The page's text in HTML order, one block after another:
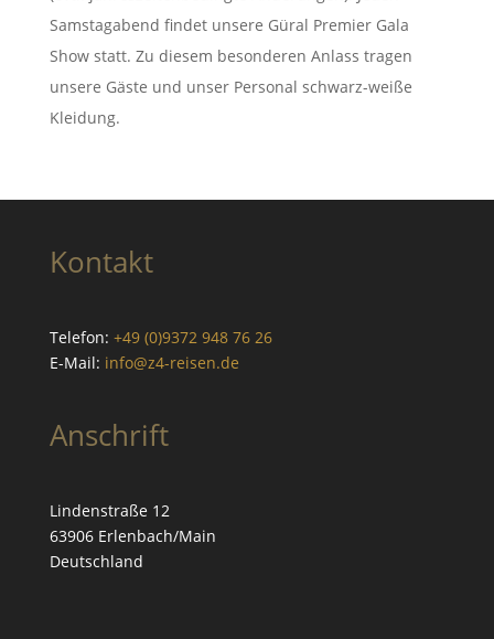
Samstagabend findet unsere Güral Premier Gala
Show statt. Zu diesem besonderen Anlass tragen
unsere Gäste und unser Personal schwarz-weiße
Kleidung.
Kontakt
Telefon: +49 (0)9372 948 76 26
E-Mail: info@z4-reisen.de
Anschrift
Lindenstraße 12
63906 Erlenbach/Main
Deutschland